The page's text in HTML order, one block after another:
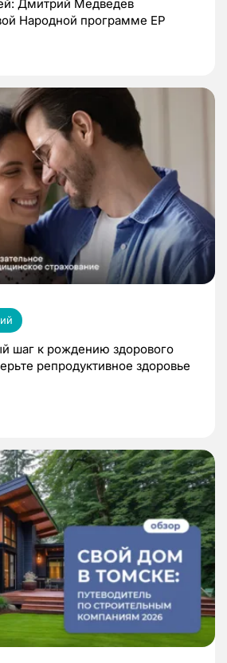
Дмитрий Медведев
Народной программе ЕР
шаг к рождению здорового
репродуктивное здоровье